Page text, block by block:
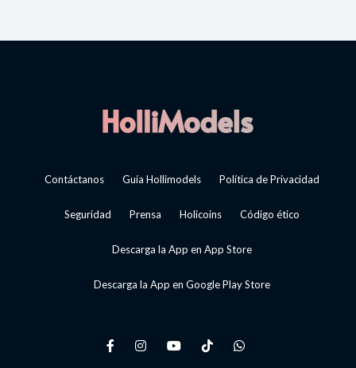
Contáctanos Guía Hollimodels Política de Privacidad
Seguridad Prensa Holicoins Código ético
Descarga la App en App Store
Descarga la App en Google Play Store